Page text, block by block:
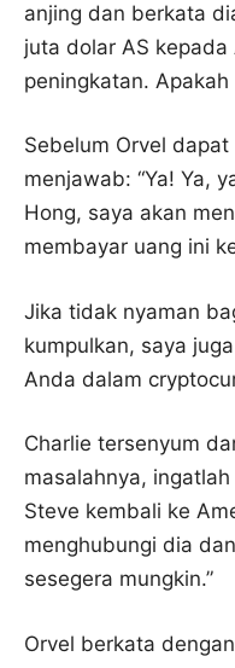
anjing dan berkata
juta dolar AS
peningkatan. Apakah
Sebelum Orvel
menjawab: “Ya! Ya,
Hong, saya akan
membayar uang ini
Jika tidak nyaman
kumpulkan, saya
Anda dalam
Charlie tersenyum
masalahnya,
Steve kembali ke
menghubungi dia
sesegera mungkin.”
Orvel berkata